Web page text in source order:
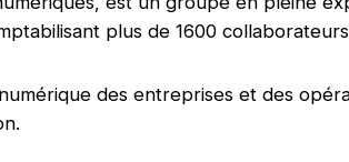
plus de 1600
des entreprises et des